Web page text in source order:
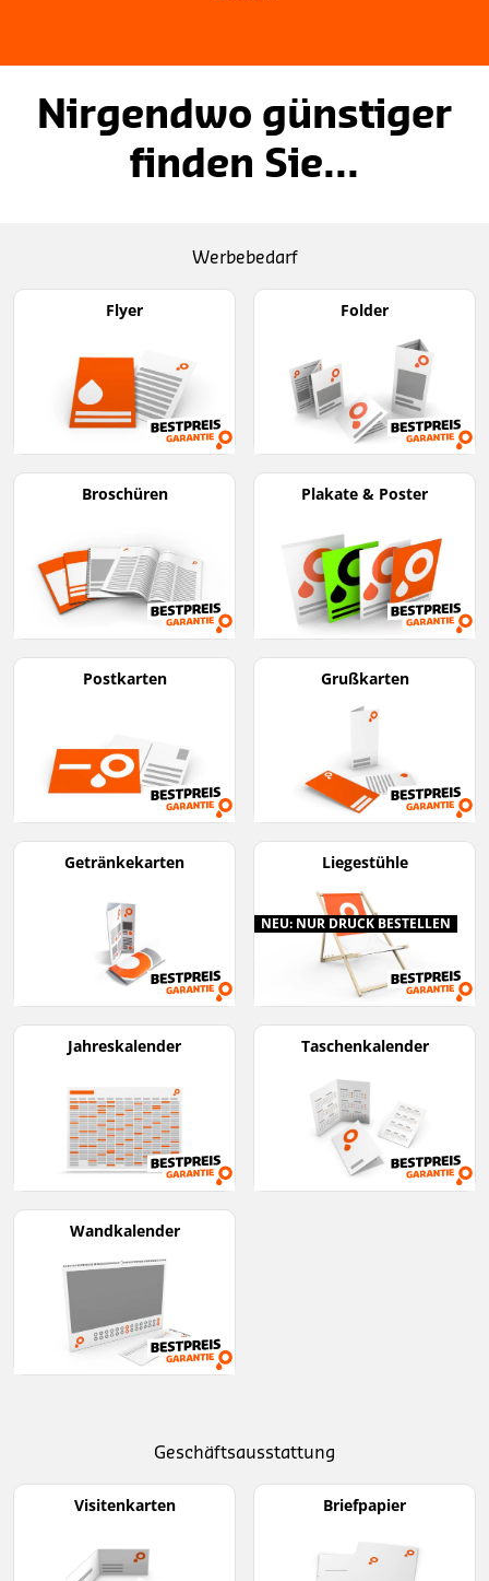
Nirgendwo günstiger
finden Sie...
Werbebedarf
Flyer Folder
Broschüren Plakate & Poster
Postkarten Grußkarten
Getränkekarten Liegestühle
NEU: NUR DRUCK BESTELLEN
Jahreskalender Taschenkalender
Wandkalender
Geschäftsausstattung
Visitenkarten Briefpapier